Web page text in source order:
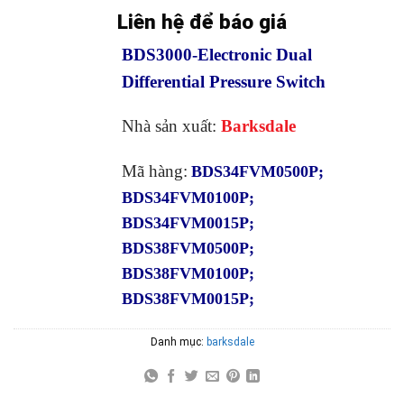
Liên hệ để báo giá
BDS3000-Electronic Dual
Differential Pressure Switch
Nhà sản xuất: Barksdale
Mã hàng: BDS34FVM0500P;
BDS34FVM0100P;
BDS34FVM0015P;
BDS38FVM0500P;
BDS38FVM0100P;
BDS38FVM0015P;
Danh mục: barksdale